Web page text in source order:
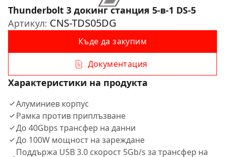
Thunderbolt 3 докинг станция 5-в-1 DS-5
Артикул: CNS-TDS05DG
Къде да закупим
Документация
Характеристики на продукта
Алуминиев корпус
Рамка против приплъзване
До 40Gbps трансфер на данни
До 100W мощност на зареждане
Поддържа USB 3.0 скорост 5Gb/s за трансфер на